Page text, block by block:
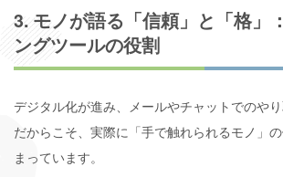
3. モノが語る「信頼」と「格」
ングツールの役割
デジタル化が進み、メールやチャットでのや
だからこそ、実際に「手で触れられるモノ」
まっています。